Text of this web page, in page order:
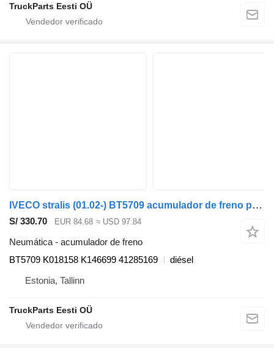
TruckParts Eesti OÜ
IVECO stralis (01.02-) BT5709 acumulador de freno para IVECO Stralis, Trakker (2002-) cabeza tractora
S/ 330.70 EUR 84.68 ≈ USD 97.84
Neumática - acumulador de freno
BT5709 K018158 K146699 41285169
diésel
Estonia, Tallinn
TruckParts Eesti OÜ